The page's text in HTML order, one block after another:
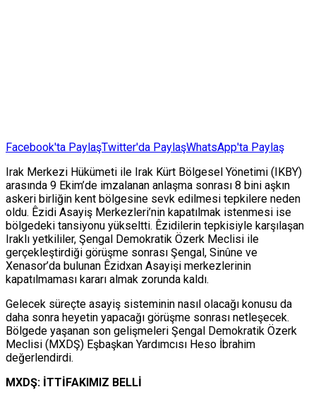
Facebook'ta PaylaşTwitter'da PaylaşWhatsApp'ta Paylaş
Irak Merkezi Hükümeti ile Irak Kürt Bölgesel Yönetimi (IKBY)
arasında 9 Ekim’de imzalanan anlaşma sonrası 8 bini aşkın
askeri birliğin kent bölgesine sevk edilmesi tepkilere neden
oldu. Êzidi Asayiş Merkezleri’nin kapatılmak istenmesi ise
bölgedeki tansiyonu yükseltti. Êzidilerin tepkisiyle karşılaşan
Iraklı yetkililer, Şengal Demokratik Özerk Meclisi ile
gerçekleştirdiği görüşme sonrası Şengal, Sinûne ve
Xenasor’da bulunan Êzidxan Asayişi merkezlerinin
kapatılmaması kararı almak zorunda kaldı.
Gelecek süreçte asayiş sisteminin nasıl olacağı konusu da
daha sonra heyetin yapacağı görüşme sonrası netleşecek.
Bölgede yaşanan son gelişmeleri Şengal Demokratik Özerk
Meclisi (MXDŞ) Eşbaşkan Yardımcısı Heso İbrahim
değerlendirdi.
MXDŞ: İTTİFAKIMIZ BELLİ